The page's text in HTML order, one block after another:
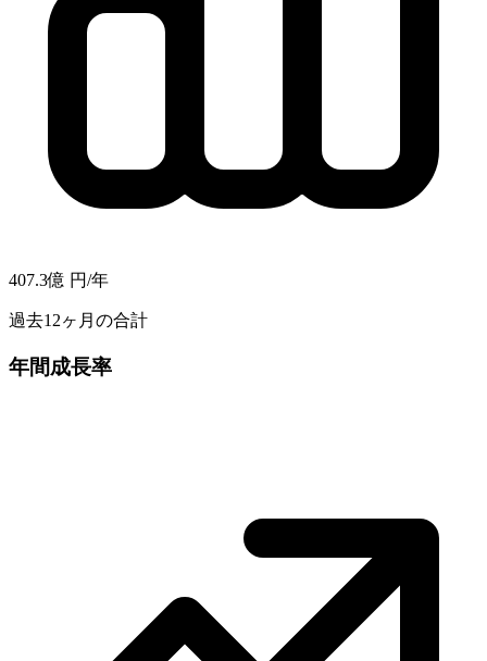
407.3億 円/年
過去12ヶ月の合計
年間成長率